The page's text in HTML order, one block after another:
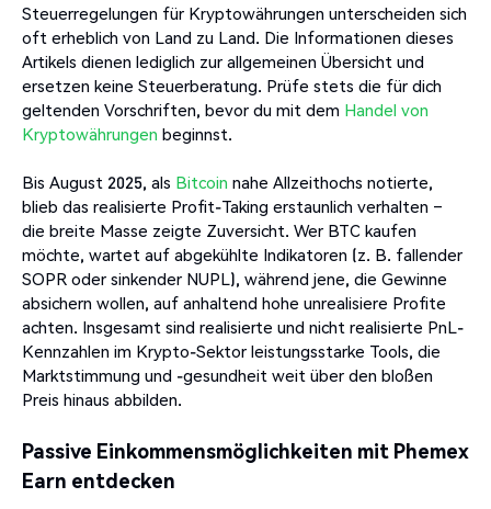
Steuerregelungen für Kryptowährungen unterscheiden sich
oft erheblich von Land zu Land. Die Informationen dieses
Artikels dienen lediglich zur allgemeinen Übersicht und
ersetzen keine Steuerberatung. Prüfe stets die für dich
geltenden Vorschriften, bevor du mit dem Handel von
Kryptowährungen beginnst.
Bis August 2025, als Bitcoin nahe Allzeithochs notierte,
blieb das realisierte Profit-Taking erstaunlich verhalten –
die breite Masse zeigte Zuversicht. Wer BTC kaufen
möchte, wartet auf abgekühlte Indikatoren (z. B. fallender
SOPR oder sinkender NUPL), während jene, die Gewinne
absichern wollen, auf anhaltend hohe unrealisiere Profite
achten. Insgesamt sind realisierte und nicht realisierte PnL-
Kennzahlen im Krypto-Sektor leistungsstarke Tools, die
Marktstimmung und -gesundheit weit über den bloßen
Preis hinaus abbilden.
Passive Einkommensmöglichkeiten mit Phemex
Earn entdecken